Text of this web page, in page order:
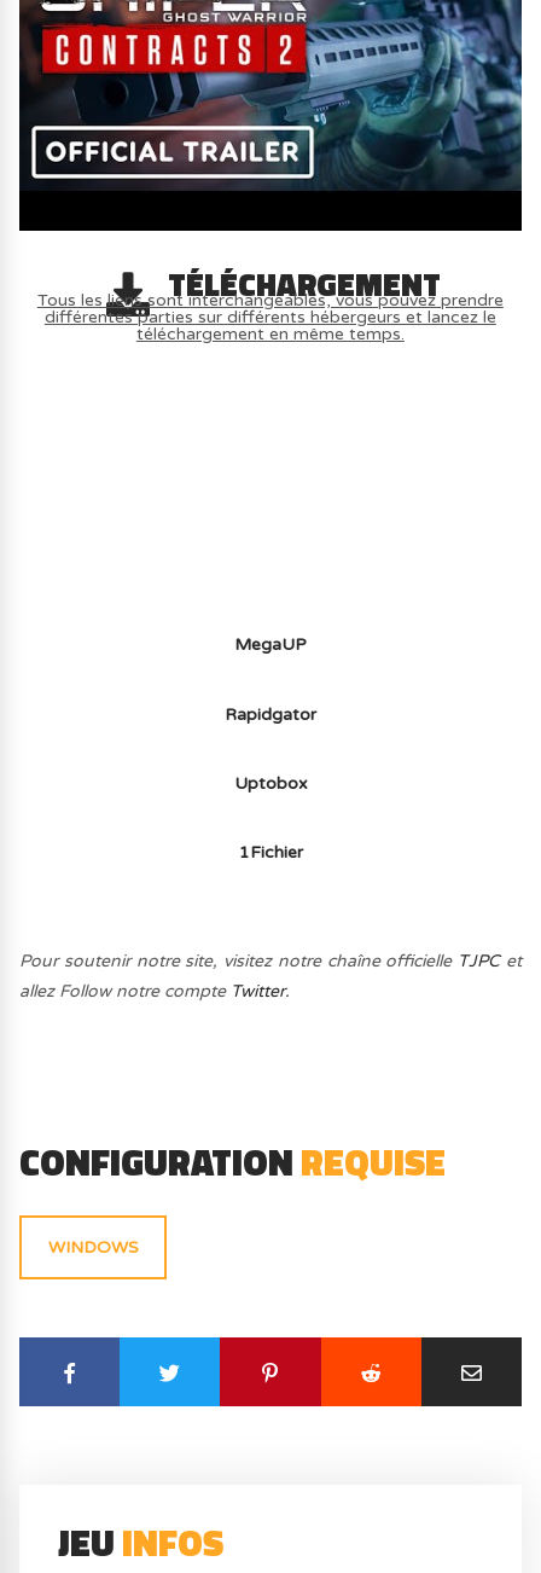
TÉLÉCHARGEMENT
Tous les liens sont interchangeables, vous pouvez prendre
différentes parties sur différents hébergeurs et lancez le
téléchargement en même temps.
MegaUP
Rapidgator
Uptobox
1Fichier
Pour soutenir notre site, visitez notre chaîne officielle TJPCet
allez Follow notre compte Twitter.
CONFIGURATIONREQUISE
WINDOWS
JEUINFOS